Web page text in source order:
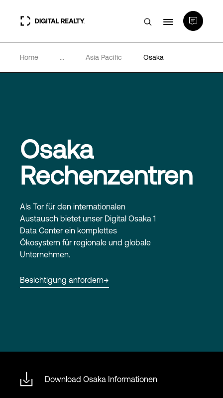
Rechenzentren
Wissenswertes
Language
Login
Home ... Asia Pacific Osaka
Osaka
Rechenzentren
Als Tor für den internationalen
Austausch bietet unser Digital Osaka 1
Data Center ein komplettes
Ökosystem für regionale und globale
Unternehmen.
Besichtigung anfordern
Download Osaka Informationen